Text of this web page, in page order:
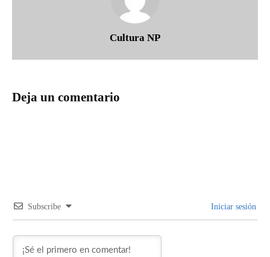
Cultura NP
Deja un comentario
Subscribe Iniciar sesión